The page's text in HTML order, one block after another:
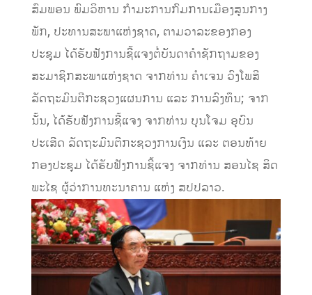
ສົມພອນ ພົມວິຫານ ກຳມະການກົມການເມືອງສູນກາງ
ພັກ, ປະທານສະພາແຫ່ງຊາດ, ຕາມວາລະຂອງກອງ
ປະຊຸມ ໄດ້ຮັບຟັງການຊີ້ແຈງຕໍ່ບັນດາຄຳຊັກຖາມຂອງ
ສະມາຊິກສະພາແຫ່ງຊາດ ຈາກທ່ານ ຄຳເຈນ ວົງໂພສີ
ລັດຖະມົນຕີກະຊວງແຜນການ ແລະ ການລົງທຶນ; ຈາກ
ນັ້ນ, ໄດ້ຮັບຟັງການຊີ້ແຈງ ຈາກທ່ານ ບຸນໂຈມ ອຸບົນ
ປະເສີດ ລັດຖະມົນຕີກະຊວງການເງິນ ແລະ ຕອນທ້າຍ
ກອງປະຊຸມ ໄດ້ຮັບຟັງການຊີ້ແຈງ ຈາກທ່ານ ສອນໄຊ ສິດ
ພະໄຊ ຜູ້ວ່າການທະນາຄານ ແຫ່ງ ສປປລາວ.